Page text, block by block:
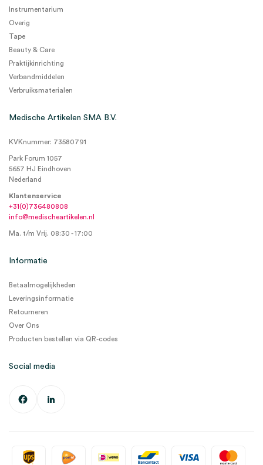
Instrumentarium
Overig
Tape
Beauty & Care
Praktijkinrichting
Verbandmiddelen
Verbruiksmaterialen
Medische Artikelen SMA B.V.
KVKnummer: 73580791
Park Forum 1057
5657 HJ Eindhoven
Nederland
Klantenservice
+31(0)736480808
info@medischeartikelen.nl
Ma. t/m Vrij. 08:30 - 17:00
Informatie
Betaalmogelijkheden
Leveringsinformatie
Retourneren
Over Ons
Producten bestellen via QR-codes
Social media